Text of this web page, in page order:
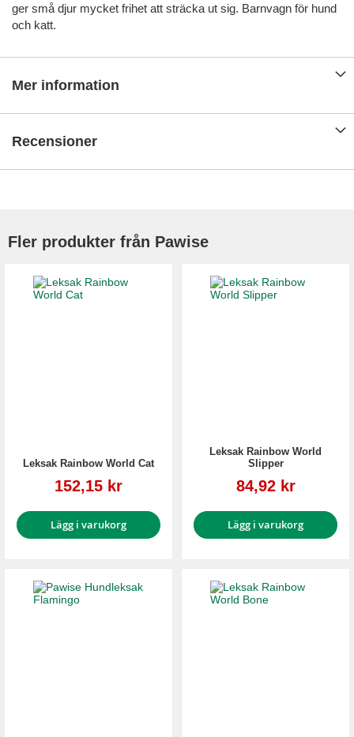
ger små djur mycket frihet att sträcka ut sig. Barnvagn för hund
och katt.
Mer information
Recensioner
Fler produkter från Pawise
Leksak Rainbow World Cat
Reapris
152,15 kr
Lägg i varukorg
Leksak Rainbow World
Slipper
Reapris
84,92 kr
Lägg i varukorg